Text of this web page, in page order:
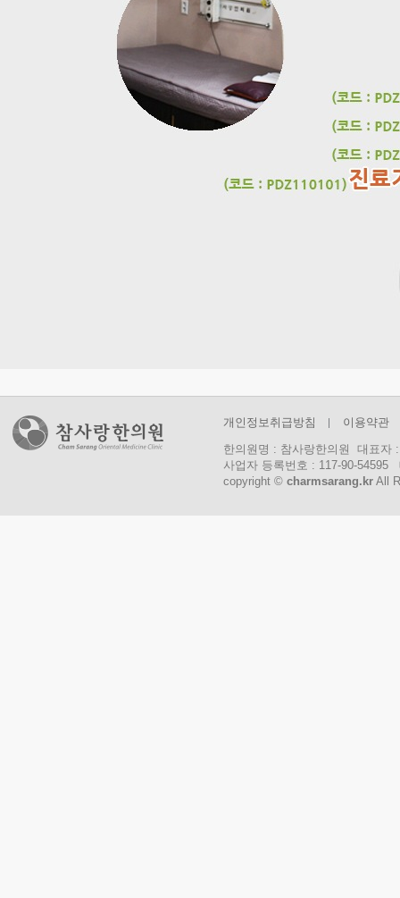
개인정보취급방침
이용약관
한의원명 : 참사랑한의원 대표자
사업자 등록번호 : 117-90-54595
copyright © charmsarang.kr All